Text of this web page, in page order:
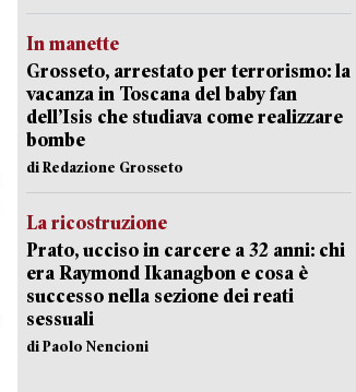
In manette
Grosseto, arrestato per terrorismo: la
vacanza in Toscana del baby fan
dell’Isis che studiava come realizzare
bombe
di Redazione Grosseto
La ricostruzione
Prato, ucciso in carcere a 32 anni: chi
era Raymond Ikanagbon e cosa è
successo nella sezione dei reati
sessuali
di Paolo Nencioni